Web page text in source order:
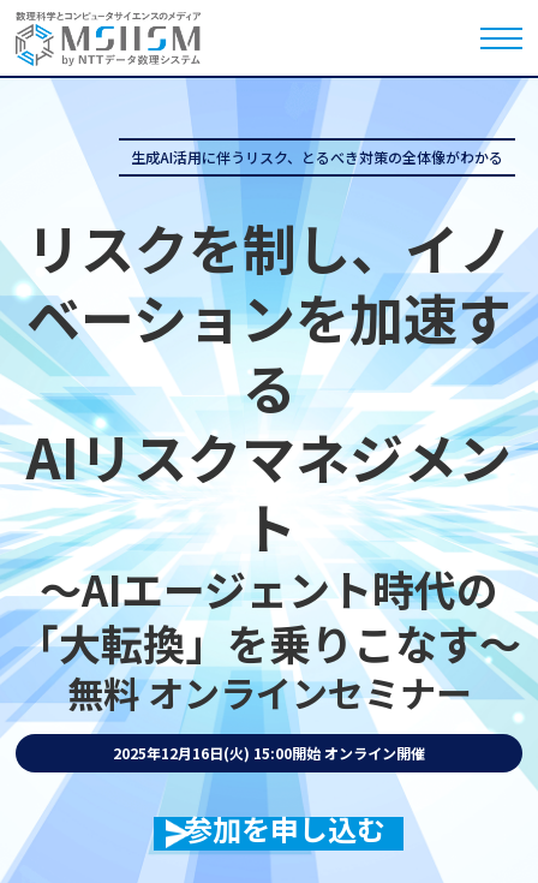
生成AI活用に伴うリスク、とるべき対策の全体像がわかる
リスクを制し、イノ
ベーションを加速す
る
AIリスクマネジメン
ト
～AIエージェント時代の
「大転換」を乗りこなす～
無料 オンラインセミナー
2025年12月16日(火) 15:00開始オンライン開催
参加を申し込む